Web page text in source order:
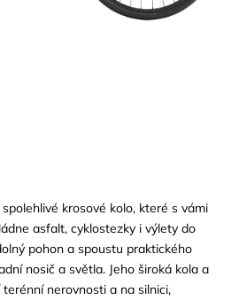
krosové kolo, které s vámi
asfalt, cyklostezky i výlety do
pohon a spoustu praktického
nosič a světla. Jeho široká kola a
nerovnosti a na silnici,